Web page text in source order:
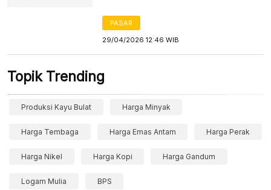
PASAR
29/04/2026 12:46 WIB
Topik Trending
Produksi Kayu Bulat Harga Minyak
Harga Tembaga Harga Emas Antam Harga Perak
Harga Nikel Harga Kopi Harga Gandum
Logam Mulia BPS